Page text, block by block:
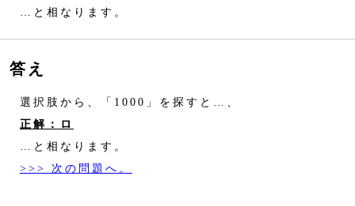
…と相なります。
答え
選択肢から、「1000」を探すと…、
正解：ロ
…と相なります。
>>> 次の問題へ。